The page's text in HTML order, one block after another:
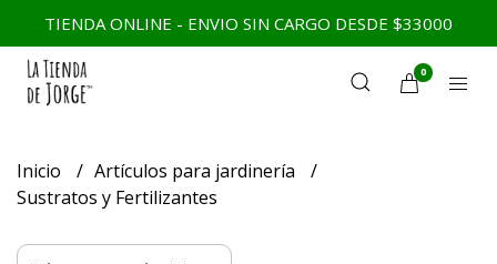
TIENDA ONLINE - ENVIO SIN CARGO DESDE $33000
0
Inicio
Artículos para jardinería
Sustratos y Fertilizantes